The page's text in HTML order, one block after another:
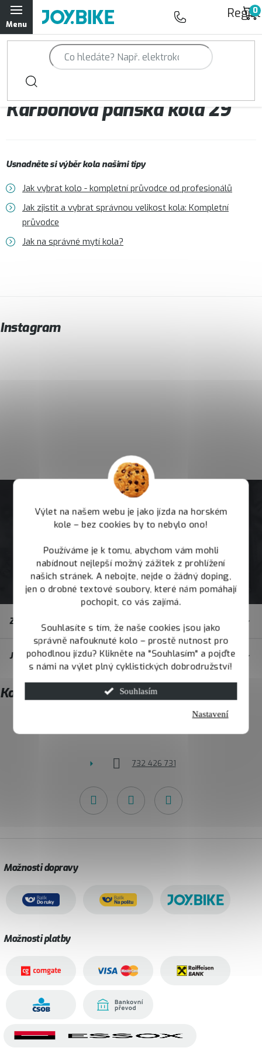
Výlet na našem webu je jako jízda na horském
kole – bez cookies by to nebylo ono!
Používáme je k tomu, abychom vám mohli
nabídnout nejlepší možný zážitek z prohlížení
našich stránek. A nebojte, nejde o žádný doping,
jen o drobné textové soubory, které nám pomáhají
pochopit, co vás zajímá.
Souhlasíte s tím, že naše cookies jsou jako
správně nafouknuté kolo – prostě nutnost pro
pohodlnou jízdu? Klikněte na "Souhlasím" a pojďte
s námi na výlet plný cyklistických dobrodružství!
Souhlasím
Nastavení
Přejít
na
obsah
Trailová kola Qayron
Horská kola Qayron
Dámská horská kola Qayron
Doplňky a oblečení Qayron
Kontakt Servisní a výdejní místa
Karbonová pánská kola 29“
Usnadněte si výběr kola našimi tipy
Jak vybrat kolo - kompletní průvodce od profesionálů
Jak zjistit a vybrat správnou velikost kola: Kompletní
průvodce
Jak na správné mytí kola?
Instagram
t
í
Zákaznický servis
JOY.BIKE
Kontakt
732 426 731
Možnosti dopravy
Možnosti platby